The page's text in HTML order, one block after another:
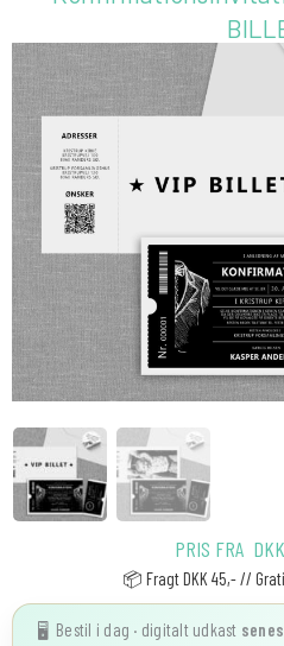
PRIS FRA DKK
📦 Fragt DKK 45,- //
🖥️ Bestil i dag · digitalt udkast